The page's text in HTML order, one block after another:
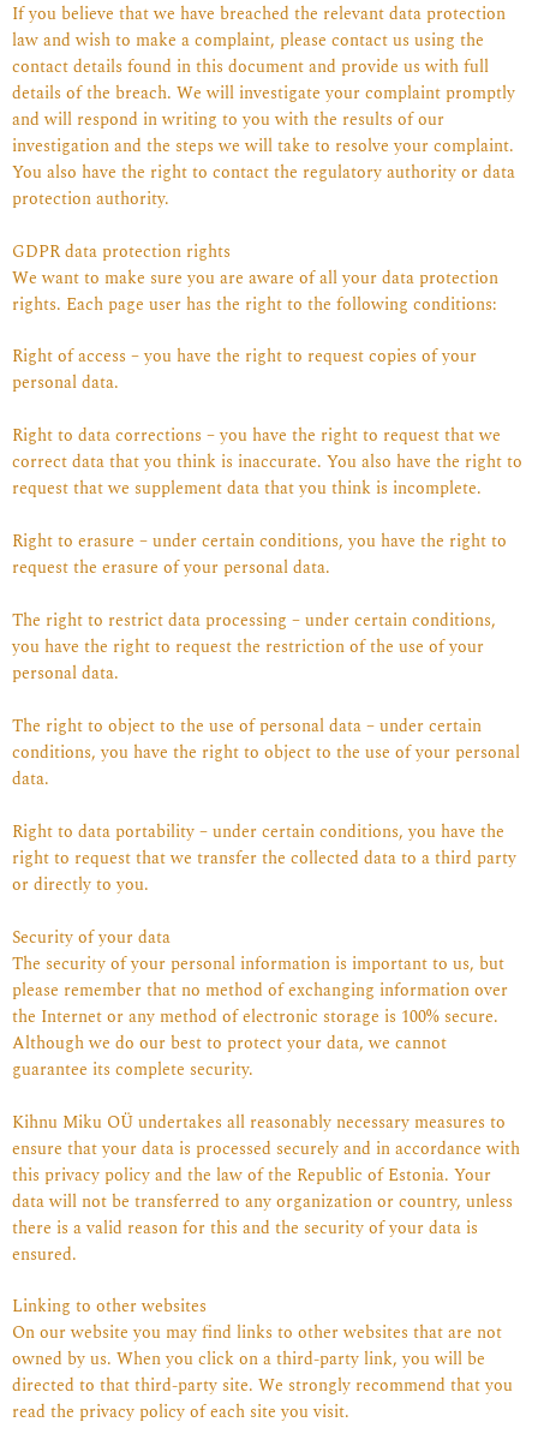
If you believe that we have breached the relevant data protection
law and wish to make a complaint, please contact us using the
contact details found in this document and provide us with full
details of the breach. We will investigate your complaint promptly
and will respond in writing to you with the results of our
investigation and the steps we will take to resolve your complaint.
You also have the right to contact the regulatory authority or data
protection authority.
GDPR data protection rights
We want to make sure you are aware of all your data protection
rights. Each page user has the right to the following conditions:
Right of access – you have the right to request copies of your
personal data.
Right to data corrections – you have the right to request that we
correct data that you think is inaccurate. You also have the right to
request that we supplement data that you think is incomplete.
Right to erasure – under certain conditions, you have the right to
request the erasure of your personal data.
The right to restrict data processing – under certain conditions,
you have the right to request the restriction of the use of your
personal data.
The right to object to the use of personal data – under certain
conditions, you have the right to object to the use of your personal
data.
Right to data portability – under certain conditions, you have the
right to request that we transfer the collected data to a third party
or directly to you.
Security of your data
The security of your personal information is important to us, but
please remember that no method of exchanging information over
the Internet or any method of electronic storage is 100% secure.
Although we do our best to protect your data, we cannot
guarantee its complete security.
Kihnu Miku OÜ undertakes all reasonably necessary measures to
ensure that your data is processed securely and in accordance with
this privacy policy and the law of the Republic of Estonia. Your
data will not be transferred to any organization or country, unless
there is a valid reason for this and the security of your data is
ensured.
Linking to other websites
On our website you may find links to other websites that are not
owned by us. When you click on a third-party link, you will be
directed to that third-party site. We strongly recommend that you
read the privacy policy of each site you visit.